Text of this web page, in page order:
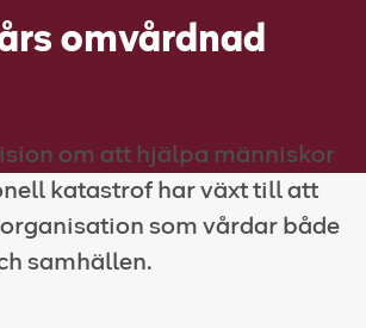
omvårdnad
om att hjälpa människor
katastrof har växt till att
som vårdar både
samhällen.